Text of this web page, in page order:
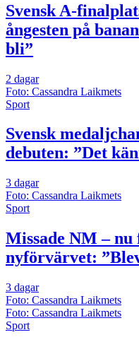
Svensk A-
ångesten på
bli”
2 dagar
Foto: Cassandra Laikmets
Sport
Svensk
debuten: ”Det
3 dagar
Foto: Cassandra Laikmets
Sport
Missade NM – nu
nyförvärvet:
3 dagar
Foto: Cassandra Laikmets
Foto: Cassandra Laikmets
Sport